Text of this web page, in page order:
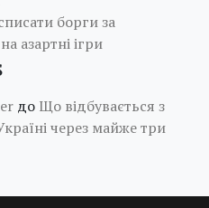
борги за
азартні ігри
до Що відбувається з
через майже три